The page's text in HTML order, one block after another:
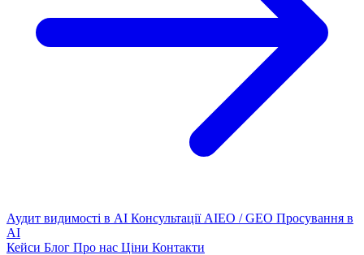
Аудит видимості в AI Консультації AIEO / GEO Просування в
AI
Кейси Блог Про нас Ціни Контакти